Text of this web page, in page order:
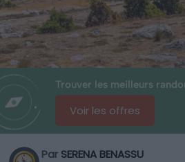
Trouver les meilleurs
Voir les offres
Par SERENA BENASSU